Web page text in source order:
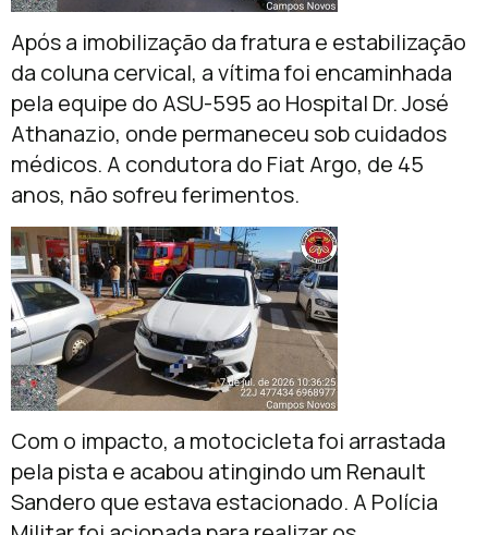
Após a imobilização da fratura e estabilização
da coluna cervical, a vítima foi encaminhada
pela equipe do ASU-595 ao Hospital Dr. José
Athanazio, onde permaneceu sob cuidados
médicos. A condutora do Fiat Argo, de 45
anos, não sofreu ferimentos.
Com o impacto, a motocicleta foi arrastada
pela pista e acabou atingindo um Renault
Sandero que estava estacionado. A Polícia